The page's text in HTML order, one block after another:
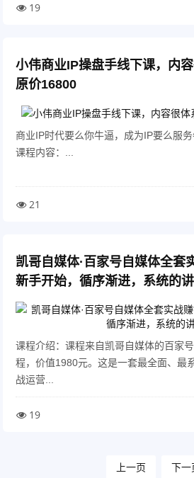
19
小伟商业IP操盘手线下课，​内
原价16800
商业IP时代要么你牛逼，成为IP要么服
课程内容：...
21
凯哥自媒体·百家号自媒体全套
新手开始，循序渐进，系统的
课程介绍：课程来自凯哥自媒体的百家
程，价值1980元。这是一套最全面、最
战运营...
19
上一页 下一